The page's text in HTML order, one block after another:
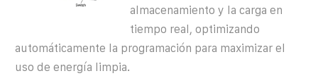
almacenamiento y la carga en
tiempo real, optimizando
automáticamente la programación para maximizar el
uso de energía limpia.